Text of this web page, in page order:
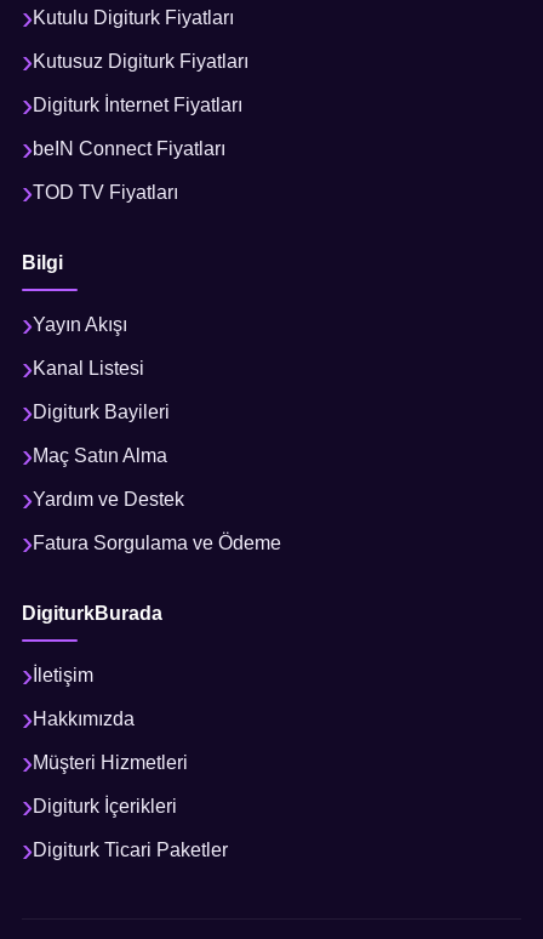
Kutulu Digiturk Fiyatları
Kutusuz Digiturk Fiyatları
Digiturk İnternet Fiyatları
beIN Connect Fiyatları
TOD TV Fiyatları
Bilgi
Yayın Akışı
Kanal Listesi
Digiturk Bayileri
Maç Satın Alma
Yardım ve Destek
Fatura Sorgulama ve Ödeme
DigiturkBurada
İletişim
Hakkımızda
Müşteri Hizmetleri
Digiturk İçerikleri
Digiturk Ticari Paketler